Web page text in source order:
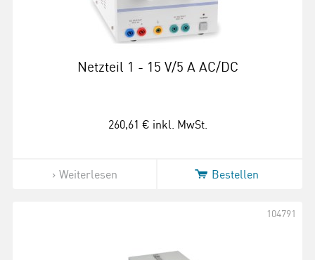
Netzteil 1 - 15 V/5 A AC/DC
260,61 € inkl. MwSt.
Weiterlesen Bestellen
104791